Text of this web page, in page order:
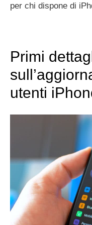
per chi dispone di
Primi
utenti